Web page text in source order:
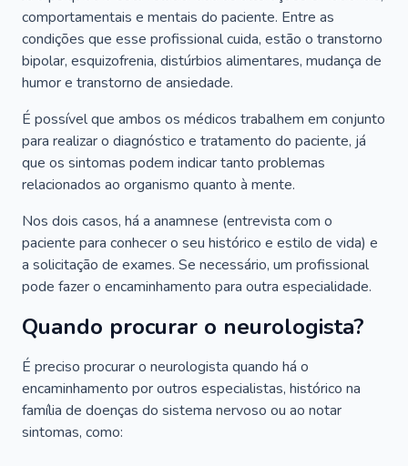
comportamentais e mentais do paciente. Entre as
condições que esse profissional cuida, estão o transtorno
bipolar, esquizofrenia, distúrbios alimentares, mudança de
humor e transtorno de ansiedade.
É possível que ambos os médicos trabalhem em conjunto
para realizar o diagnóstico e tratamento do paciente, já
que os sintomas podem indicar tanto problemas
relacionados ao organismo quanto à mente.
Nos dois casos, há a anamnese (entrevista com o
paciente para conhecer o seu histórico e estilo de vida) e
a solicitação de exames. Se necessário, um profissional
pode fazer o encaminhamento para outra especialidade.
Quando procurar o neurologista?
É preciso procurar o neurologista quando há o
encaminhamento por outros especialistas, histórico na
família de doenças do sistema nervoso ou ao notar
sintomas, como: